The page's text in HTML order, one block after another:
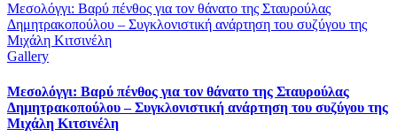
Μεσολόγγι: Βαρύ πένθος για τον θάνατο της Σταυρούλας
Δημητρακοπούλου – Συγκλονιστική ανάρτηση του συζύγου της
Μιχάλη Κιτσινέλη
Gallery
Μεσολόγγι: Βαρύ πένθος για τον θάνατο της Σταυρούλας
Δημητρακοπούλου – Συγκλονιστική ανάρτηση του συζύγου της
Μιχάλη Κιτσινέλη